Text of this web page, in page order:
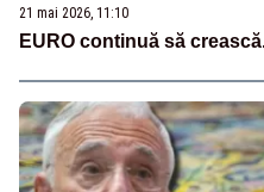
21 mai 2026, 11:10
EURO continuă să